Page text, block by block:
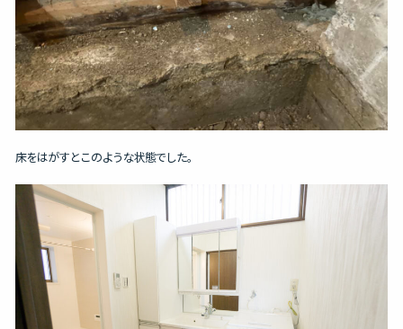
床をはがすとこのような状態でした。